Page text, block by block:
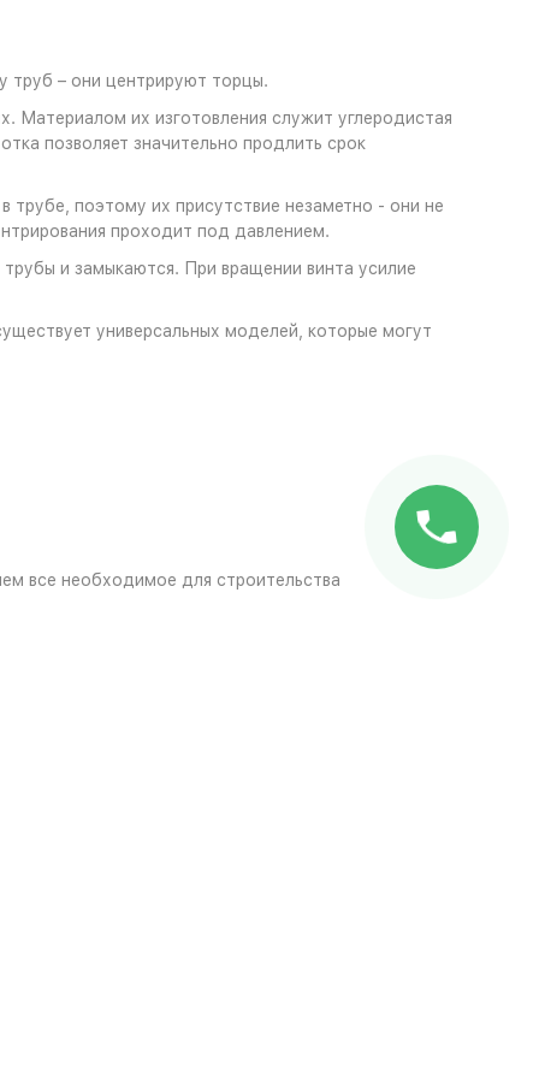
труб – они центрируют торцы.
Материалом их изготовления служит углеродистая
позволяет значительно продлить срок
трубе, поэтому их присутствие незаметно - они не
проходит под давлением.
и замыкаются. При вращении винта усилие
универсальных моделей, которые могут
все необходимое для строительства